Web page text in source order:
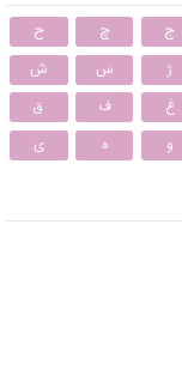
ج چ
ح
ژ س
ش
غ ف
ق
و ه ی